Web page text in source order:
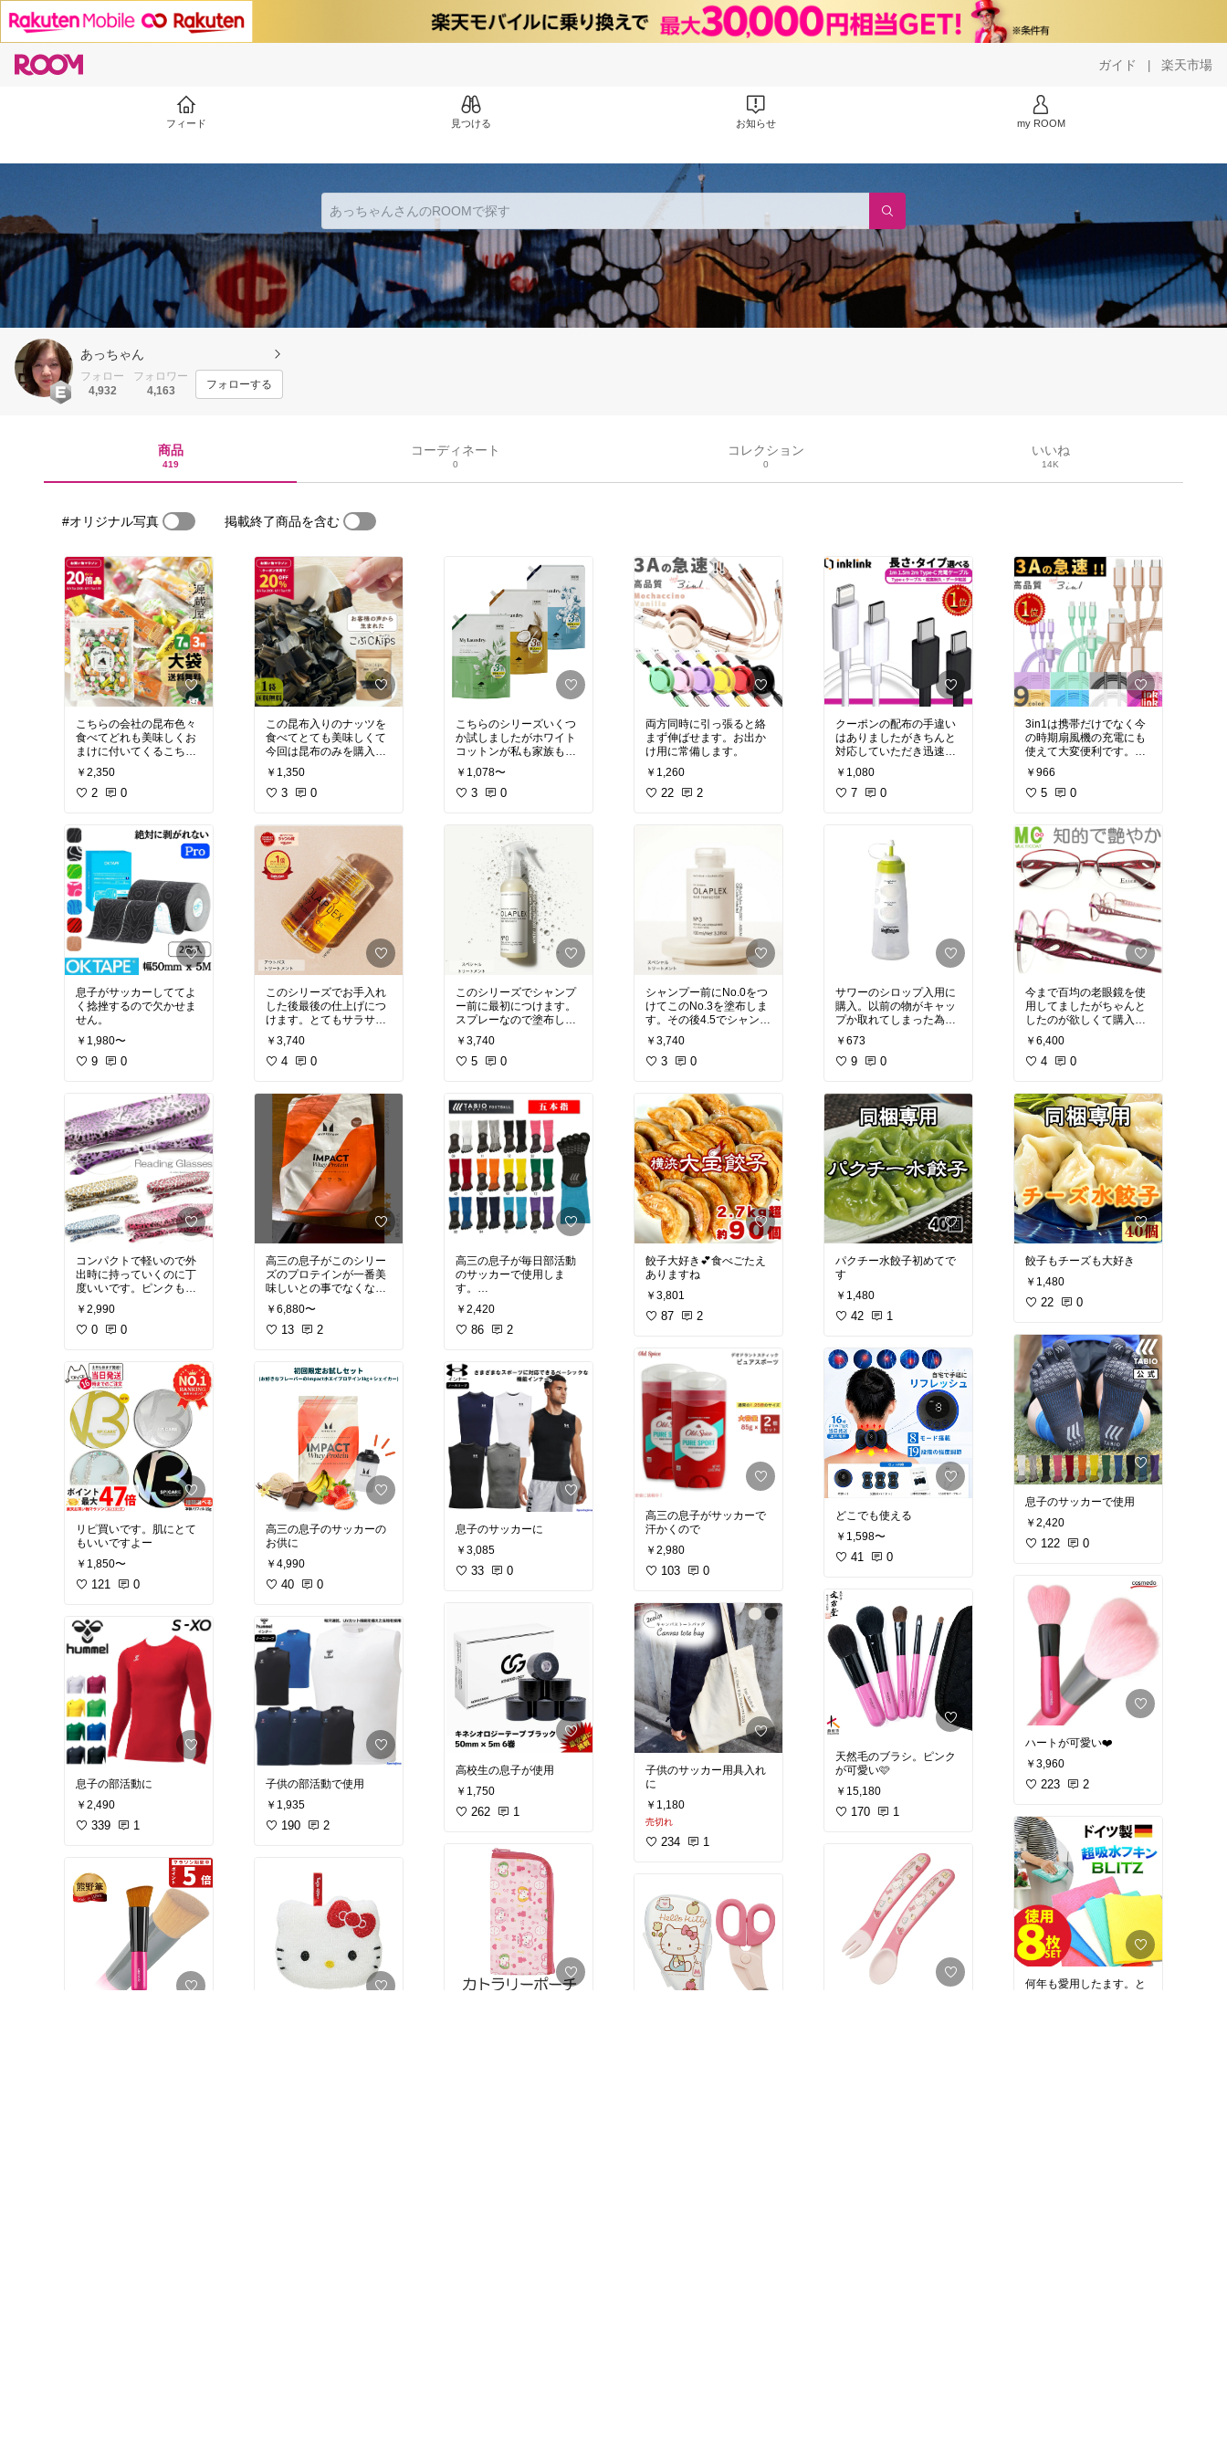
ガイド | 楽天市場
フィード 見つける お知らせ my ROOM
あっちゃん
フォロー
4,932
フォロワー
4,163
フォローする
商品
419
コーディネート
0
コレクション
0
いいね
14K
#オリジナル写真 掲載終了商品を含む
こちらの会社の昆布色々
食べてどれも美味しくお
まけに付いてくるこちら
もたくさん食べたくなり
大袋で購入しました😁今
も食べながら投稿してま
を食べるより体にもいい
のでおすすめです
￥2,350
2 0
息子がサッカーしててよ
く捻挫するので欠かせま
せん。
￥1,980〜
9 0
コンパクトで軽いので外
出時に持っていくのに丁
度いいです。ピンクも鮮
やかで可愛くよかったで
す。
￥2,990
0 0
リピ買いです。肌にとて
もいいですよー
￥1,850〜
121 0
息子の部活動に
￥2,490
339 1
この昆布入りのナッツを
食べてとても美味しくて
今回は昆布のみを購入し
ました。柔らかな昆布は
色々ありますがなかなか
昆布チップだけは売って
はもちろんお料理にも使
えていいお品です。
￥1,350
3 0
このシリーズでお手入れ
した後最後の仕上げにつ
けます。とてもサラサラ
でいい感じです。
￥3,740
4 0
高三の息子がこのシリー
ズのプロテインが一番美
味しいとの事でなくなる
前にリピしてます。
￥6,880〜
13 2
高三の息子のサッカーの
お供に
￥4,990
40 0
子供の部活動で使用
￥1,935
190 2
こちらのシリーズいくつ
か試しましたがホワイト
コットンが私も家族も1
番のお気に入りです♪肌に
も優しく香りも癒されて
おすすめです😊詰め替え
￥1,078〜
3 0
このシリーズでシャンプ
ー前に最初につけます。
スプレーなので塗布し易
くていいです。
髪もサラサラまとまりま
す。
￥3,740
5 0
高三の息子が毎日部活動
のサッカーで使用しま
す。
すぐボロボロになるので
その度注文します。
すぐ届くので助かりま
￥2,420
86 2
息子のサッカーに
￥3,085
33 0
高校生の息子が使用
￥1,750
262 1
両方同時に引っ張ると絡
まず伸ばせます。お出か
け用に常備します。
￥1,260
22 2
シャンプー前にNo.0をつ
けてこのNo.3を塗布しま
す。その後4.5でシャンプ
ー後6をつけて乾かし7の
オイルで仕上げました。
サロンでトリートメント
￥3,740
3 0
餃子大好き💕食べごたえ
ありますね
￥3,801
87 2
高三の息子がサッカーで
汗かくので
￥2,980
103 0
子供のサッカー用具入れ
に
￥1,180
売切れ
234 1
クーポンの配布の手違い
はありましたがきちんと
対応していただき迅速に
とどきました。とてもお
安く購入できよかったで
す。
￥1,080
7 0
サワーのシロップ入用に
購入。以前の物がキャッ
プか取れてしまった為買
い替えです。
￥673
9 0
パクチー水餃子初めてで
す
￥1,480
42 1
どこでも使える
￥1,598〜
41 0
天然毛のブラシ。ピンク
が可愛い🩷
￥15,180
170 1
3in1は携帯だけでなく今
の時期扇風機の充電にも
使えて大変便利です。作
りもしっかりしていて色
もかわいいので気に入り
ました。
￥966
5 0
今まで百均の老眼鏡を使
用してましたがちゃんと
したのが欲しくて購入。
色もとても可愛く気に入
りました。
￥6,400
4 0
餃子もチーズも大好き
￥1,480
22 0
息子のサッカーで使用
￥2,420
122 0
ハートが可愛い❤️
￥3,960
223 2
何年も愛用したます。と